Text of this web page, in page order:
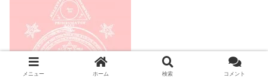
メニュー ホーム 検索 コメント